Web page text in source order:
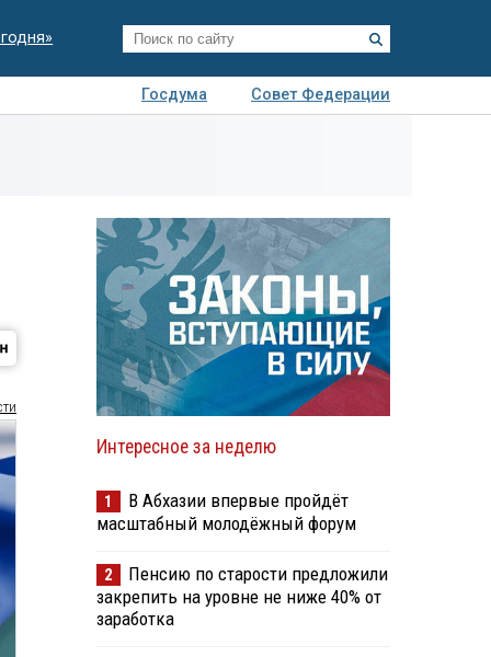
Госдума
Совет Федерации
Интересное за неделю
1
В Абхазии впервые пройдёт
масштабный молодёжный форум
2
Пенсию по старости предложили
закрепить на уровне не ниже 40% от
заработка